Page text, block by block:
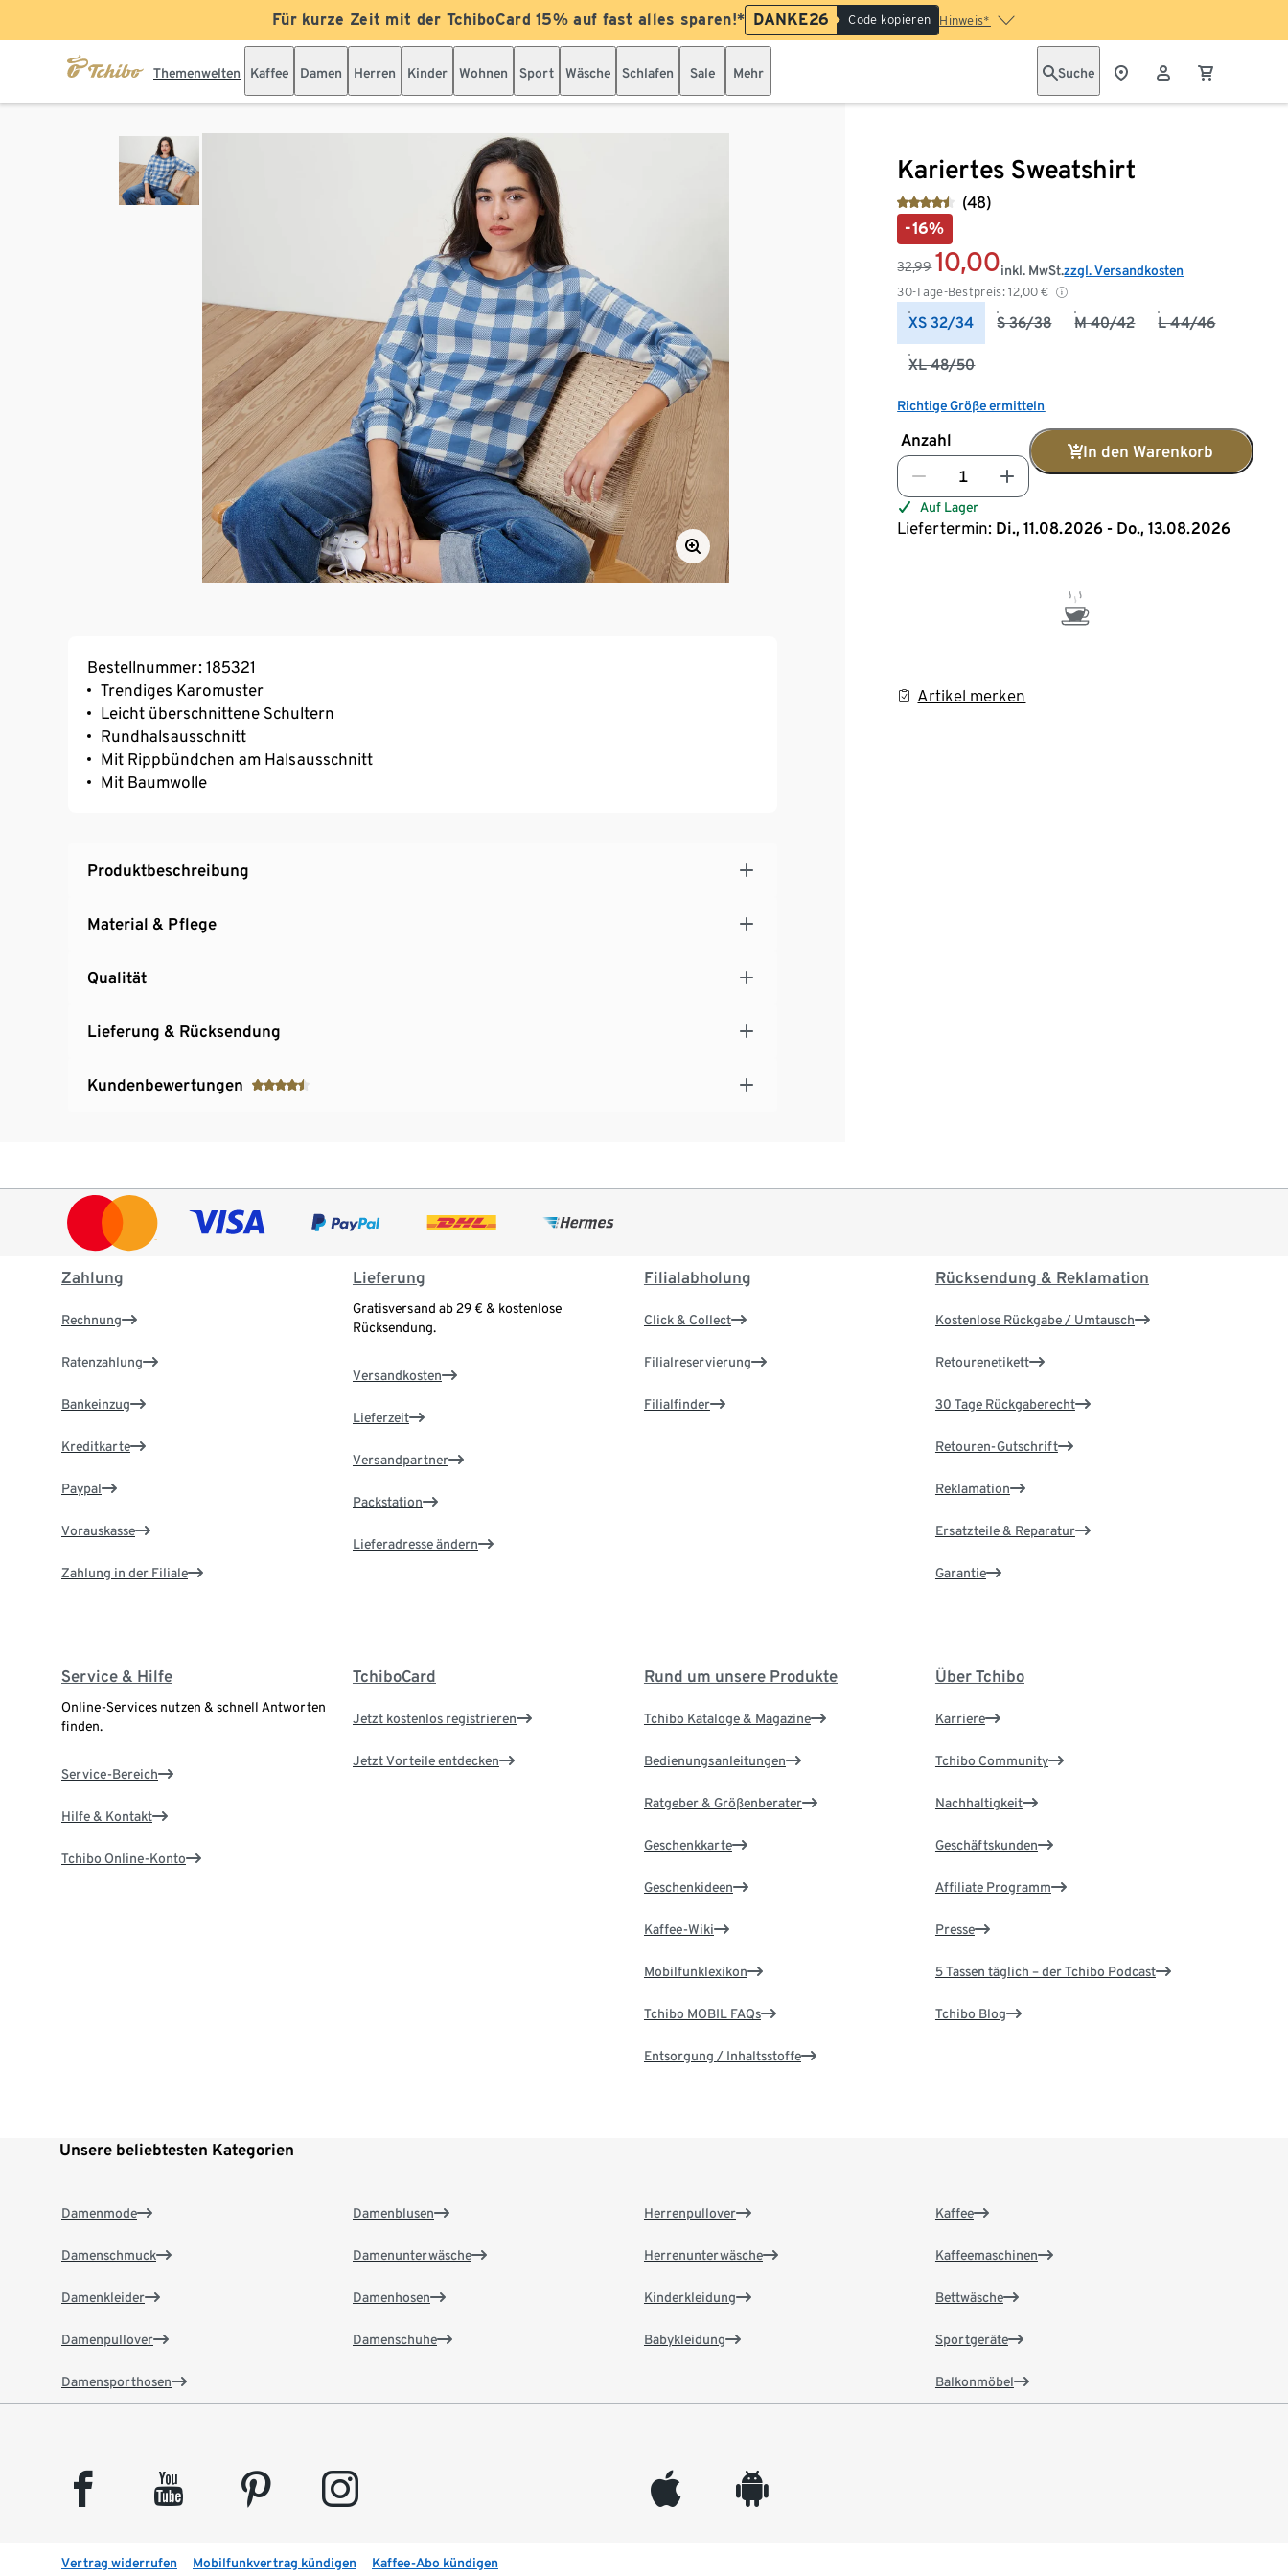
Für kurze Zeit mit der TchiboCard 15% auf fast alles sparen!* DANKE26 Code kopieren Hinweis*
Themenwelten Kaffee Damen Herren Kinder Wohnen Sport Wäsche Schlafen Sale Mehr Suche
Kariertes Sweatshirt
(48)
-16%
32,99 10,00
30-Tage-Bestpreis: 12,00 €
inkl. MwSt.zzgl. Versandkosten
XS 32/34 S 36/38 M 40/42 L 44/46
XL 48/50
Richtige Größe ermitteln
Anzahl
In den Warenkorb
Auf Lager
Liefertermin: Di., 11.08.2026 - Do., 13.08.2026
Artikel merken
Bestellnummer: 185321
Trendiges Karomuster
Leicht überschnittene Schultern
Rundhalsausschnitt
Mit Rippbündchen am Halsausschnitt
Mit Baumwolle
Produktbeschreibung
Material & Pflege
Qualität
Lieferung & Rücksendung
Kundenbewertungen
Zahlung
Rechnung
Ratenzahlung
Bankeinzug
Kreditkarte
Paypal
Vorauskasse
Zahlung in der Filiale
Lieferung
Gratisversand ab 29 € & kostenlose
Rücksendung.
Versandkosten
Lieferzeit
Versandpartner
Packstation
Lieferadresse ändern
Filialabholung
Click & Collect
Filialreservierung
Filialfinder
Rücksendung & Reklamation
Kostenlose Rückgabe / Umtausch
Retourenetikett
30 Tage Rückgaberecht
Retouren-Gutschrift
Reklamation
Ersatzteile & Reparatur
Garantie
Service & Hilfe
Online-Services nutzen & schnell Antworten
finden.
Service-Bereich
Hilfe & Kontakt
Tchibo Online-Konto
TchiboCard
Jetzt kostenlos registrieren
Jetzt Vorteile entdecken
Rund um unsere Produkte
Tchibo Kataloge & Magazine
Bedienungsanleitungen
Ratgeber & Größenberater
Geschenkkarte
Geschenkideen
Kaffee-Wiki
Mobilfunklexikon
Tchibo MOBIL FAQs
Entsorgung / Inhaltsstoffe
Über Tchibo
Karriere
Tchibo Community
Nachhaltigkeit
Geschäftskunden
Affiliate Programm
Presse
5 Tassen täglich – der Tchibo Podcast
Tchibo Blog
Unsere beliebtesten Kategorien
Damenmode
Damenschmuck
Damenkleider
Damenpullover
Damensporthosen
Damenblusen
Damenunterwäsche
Damenhosen
Damenschuhe
Herrenpullover
Herrenunterwäsche
Kinderkleidung
Babykleidung
Kaffee
Kaffeemaschinen
Bettwäsche
Sportgeräte
Balkonmöbel
facebook youtube pinterest instagram appleinc android
Vertrag widerrufen Mobilfunkvertrag kündigen Kaffee-Abo kündigen